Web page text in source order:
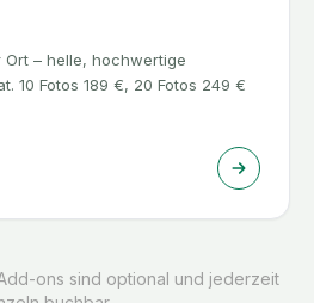
– helle, hochwertige
10 Fotos 189 €, 20 Fotos 249 €
ons sind optional und jederzeit